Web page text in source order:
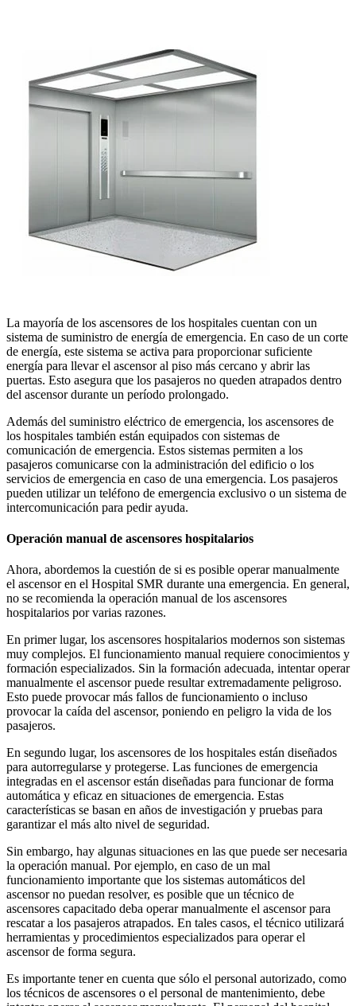
La mayoría de los ascensores de los hospitales cuentan con un
sistema de suministro de energía de emergencia. En caso de un corte
de energía, este sistema se activa para proporcionar suficiente
energía para llevar el ascensor al piso más cercano y abrir las
puertas. Esto asegura que los pasajeros no queden atrapados dentro
del ascensor durante un período prolongado.
Además del suministro eléctrico de emergencia, los ascensores de
los hospitales también están equipados con sistemas de
comunicación de emergencia. Estos sistemas permiten a los
pasajeros comunicarse con la administración del edificio o los
servicios de emergencia en caso de una emergencia. Los pasajeros
pueden utilizar un teléfono de emergencia exclusivo o un sistema de
intercomunicación para pedir ayuda.
Operación manual de ascensores hospitalarios
Ahora, abordemos la cuestión de si es posible operar manualmente
el ascensor en el Hospital SMR durante una emergencia. En general,
no se recomienda la operación manual de los ascensores
hospitalarios por varias razones.
En primer lugar, los ascensores hospitalarios modernos son sistemas
muy complejos. El funcionamiento manual requiere conocimientos y
formación especializados. Sin la formación adecuada, intentar operar
manualmente el ascensor puede resultar extremadamente peligroso.
Esto puede provocar más fallos de funcionamiento o incluso
provocar la caída del ascensor, poniendo en peligro la vida de los
pasajeros.
En segundo lugar, los ascensores de los hospitales están diseñados
para autorregularse y protegerse. Las funciones de emergencia
integradas en el ascensor están diseñadas para funcionar de forma
automática y eficaz en situaciones de emergencia. Estas
características se basan en años de investigación y pruebas para
garantizar el más alto nivel de seguridad.
Sin embargo, hay algunas situaciones en las que puede ser necesaria
la operación manual. Por ejemplo, en caso de un mal
funcionamiento importante que los sistemas automáticos del
ascensor no puedan resolver, es posible que un técnico de
ascensores capacitado deba operar manualmente el ascensor para
rescatar a los pasajeros atrapados. En tales casos, el técnico utilizará
herramientas y procedimientos especializados para operar el
ascensor de forma segura.
Es importante tener en cuenta que sólo el personal autorizado, como
los técnicos de ascensores o el personal de mantenimiento, debe